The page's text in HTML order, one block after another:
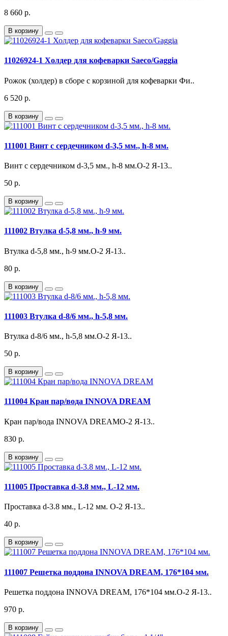
8 660 р.
В корзину
11026924-1 Холдер для кофеварки Saeco/Gaggia
Рожок (холдер) в сборе с корзиной для кофеварки Фи..
6 520 р.
В корзину
111001 Винт с сердечником d-3,5 мм., h-8 мм.
Винт с сердечником d-3,5 мм., h-8 мм.О-2 Я-13..
50 р.
В корзину
111002 Втулка d-5,8 мм., h-9 мм.
Втулка d-5,8 мм., h-9 мм.О-2 Я-13..
80 р.
В корзину
111003 Втулка d-8/6 мм., h-5,8 мм.
Втулка d-8/6 мм., h-5,8 мм.О-2 Я-13..
50 р.
В корзину
111004 Кран пар/вода INNOVA DREAM
Кран пар/вода INNOVA DREAMО-2 Я-13..
830 р.
В корзину
111005 Проставка d-3.8 мм., L-12 мм.
Проставка d-3.8 мм., L-12 мм. О-2 Я-13..
40 р.
В корзину
111007 Решетка поддона INNOVA DREAM, 176*104 мм.
Решетка поддона INNOVA DREAM, 176*104 мм.О-2 Я-13..
970 р.
В корзину